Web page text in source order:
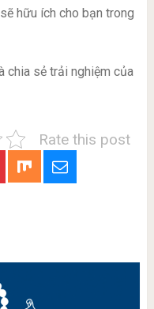
hữu ích cho bạn trong
chia sẻ trải nghiệm của
Rate this post